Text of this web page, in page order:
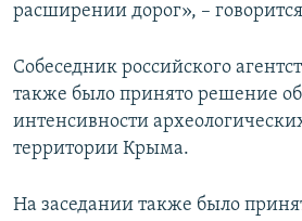
расширении дорог», –
Собеседник российского
также было принято решение
интенсивности
территории Крыма.
На заседании также было